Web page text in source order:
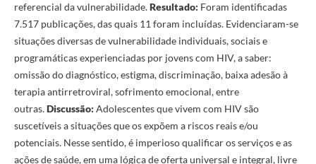
referencial da vulnerabilidade.Resultado: Foram identificadas
7.517 publicações, das quais 11 foram incluídas. Evidenciaram-se
situações diversas de vulnerabilidade individuais, sociais e
programáticas experienciadas por jovens com HIV, a saber:
omissão do diagnóstico, estigma, discriminação, baixa adesão à
terapia antirretroviral, sofrimento emocional, entre
outras.Discussão: Adolescentes que vivem com HIV são
suscetíveis a situações que os expõem a riscos reais e/ou
potenciais. Nesse sentido, é imperioso qualificar os serviços e as
ações de saúde, em uma lógica de oferta universal e integral, livre